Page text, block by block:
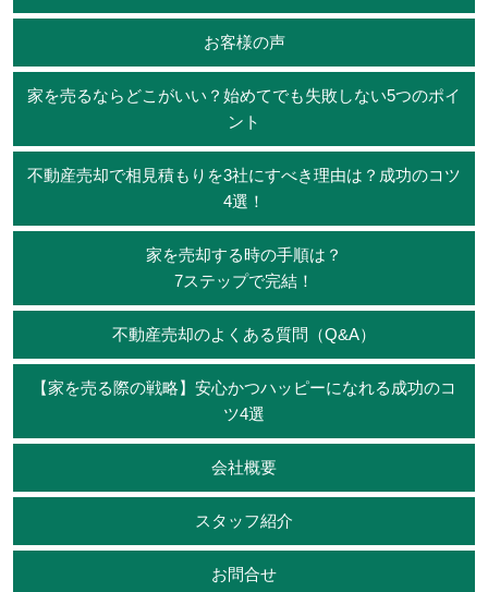
お客様の声
家を売るならどこがいい？始めてでも失敗しない5つのポイ
ント
不動産売却で相見積もりを3社にすべき理由は？成功のコツ
4選！
家を売却する時の手順は？
7ステップで完結！
不動産売却のよくある質問（Q&A）
【家を売る際の戦略】安心かつハッピーになれる成功のコ
ツ4選
会社概要
スタッフ紹介
お問合せ